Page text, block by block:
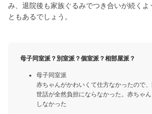
み、退院後も家族ぐるみでつき合いが続くよ
ともあるでしょう。
母子同室派？別室派？個室派？相部屋派？
母子同室派
赤ちゃんがかわいくて仕方なかったので
世話が全然負担にならなかった。赤ちゃ
しなかった